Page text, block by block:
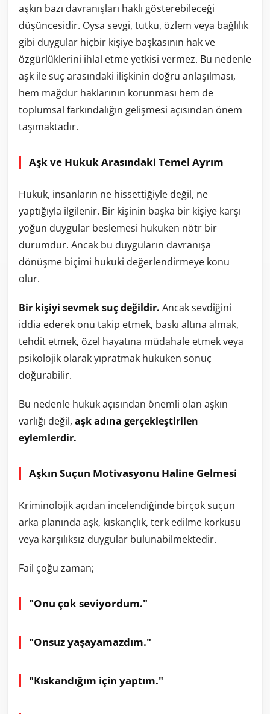
aşkın bazı davranışları haklı gösterebileceği
düşüncesidir. Oysa sevgi, tutku, özlem veya bağlılık
gibi duygular hiçbir kişiye başkasının hak ve
özgürlüklerini ihlal etme yetkisi vermez. Bu nedenle
aşk ile suç arasındaki ilişkinin doğru anlaşılması,
hem mağdur haklarının korunması hem de
toplumsal farkındalığın gelişmesi açısından önem
taşımaktadır.
Aşk ve Hukuk Arasındaki Temel Ayrım
Hukuk, insanların ne hissettiğiyle değil, ne
yaptığıyla ilgilenir. Bir kişinin başka bir kişiye karşı
yoğun duygular beslemesi hukuken nötr bir
durumdur. Ancak bu duyguların davranışa
dönüşme biçimi hukuki değerlendirmeye konu
olur.
Bir kişiyi sevmek suç değildir. Ancak sevdiğini
iddia ederek onu takip etmek, baskı altına almak,
tehdit etmek, özel hayatına müdahale etmek veya
psikolojik olarak yıpratmak hukuken sonuç
doğurabilir.
Bu nedenle hukuk açısından önemli olan aşkın
varlığı değil, aşk adına gerçekleştirilen
eylemlerdir.
Aşkın Suçun Motivasyonu Haline Gelmesi
Kriminolojik açıdan incelendiğinde birçok suçun
arka planında aşk, kıskançlık, terk edilme korkusu
veya karşılıksız duygular bulunabilmektedir.
Fail çoğu zaman;
"Onu çok seviyordum."
"Onsuz yaşayamazdım."
"Kıskandığım için yaptım."